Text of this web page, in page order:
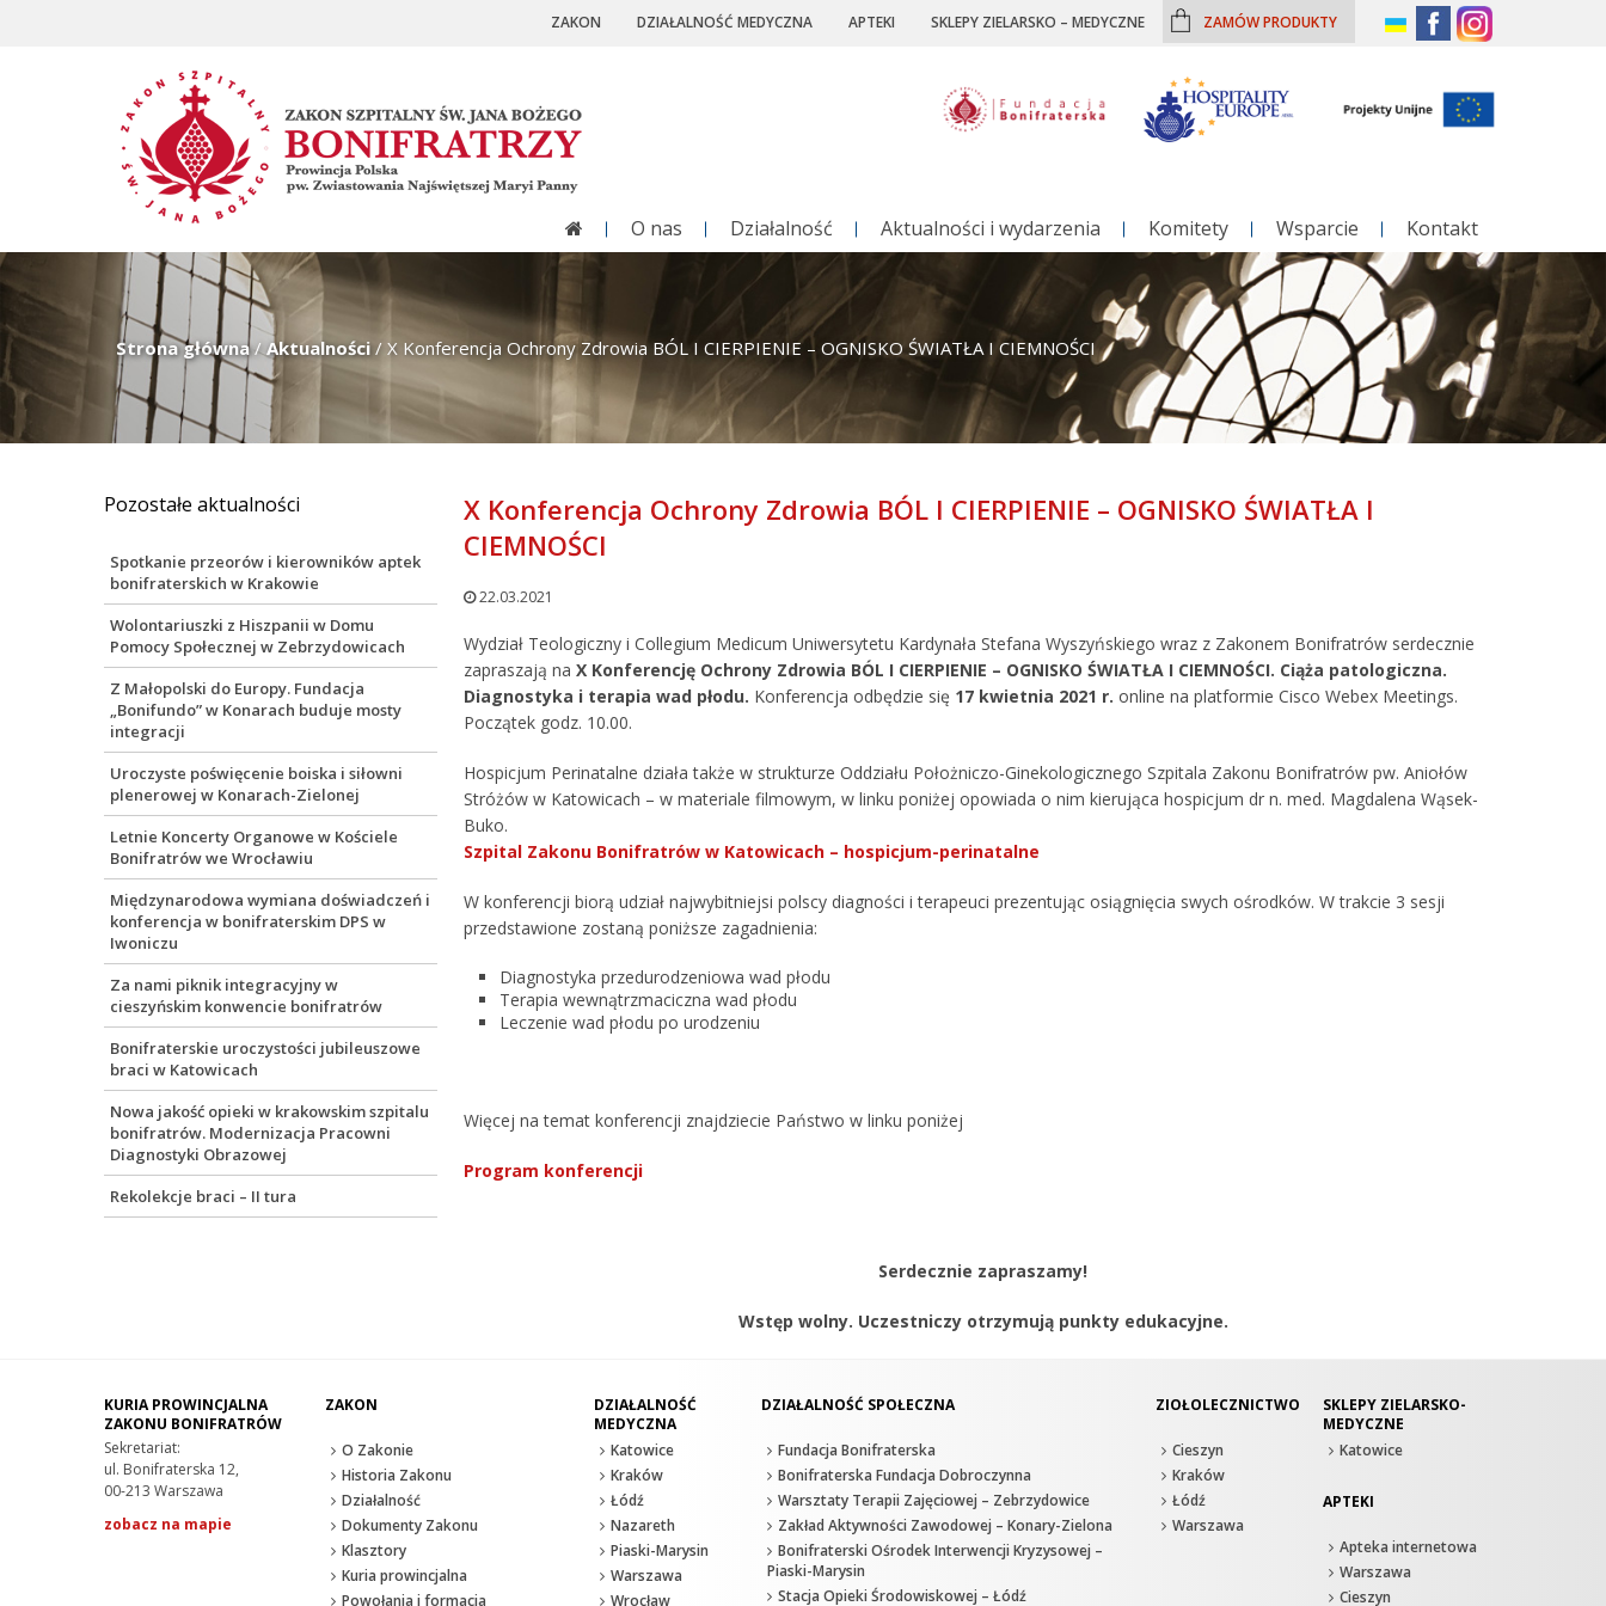
ZAKON DZIAŁALNOŚĆ MEDYCZNA APTEKI SKLEPY ZIELARSKO – MEDYCZNE ZAMÓW PRODUKTY
O nas Działalność Aktualności i wydarzenia Komitety Wsparcie Kontakt
Strona główna/Aktualności/ X Konferencja Ochrony Zdrowia BÓL I CIERPIENIE – OGNISKO ŚWIATŁA I CIEMNOŚCI
X Konferencja Ochrony Zdrowia BÓL I CIERPIENIE – OGNISKO ŚWIATŁA I
CIEMNOŚCI
22.03.2021
Wydział Teologiczny i Collegium Medicum Uniwersytetu Kardynała Stefana Wyszyńskiego wraz z Zakonem Bonifratrów serdecznie
zapraszają na X Konferencję Ochrony Zdrowia BÓL I CIERPIENIE – OGNISKO ŚWIATŁA I CIEMNOŚCI. Ciąża patologiczna.
Diagnostyka i terapia wad płodu. Konferencja odbędzie się 17 kwietnia 2021 r. online na platformie Cisco Webex Meetings.
Początek godz. 10.00.
Hospicjum Perinatalne działa także w strukturze Oddziału Położniczo-Ginekologicznego Szpitala Zakonu Bonifratrów pw. Aniołów
Stróżów w Katowicach – w materiale filmowym, w linku poniżej opowiada o nim kierująca hospicjum dr n. med. Magdalena Wąsek-
Buko.
Szpital Zakonu Bonifratrów w Katowicach – hospicjum-perinatalne
W konferencji biorą udział najwybitniejsi polscy diagności i terapeuci prezentując osiągnięcia swych ośrodków. W trakcie 3 sesji
przedstawione zostaną poniższe zagadnienia:
Diagnostyka przedurodzeniowa wad płodu
Terapia wewnątrzmaciczna wad płodu
Leczenie wad płodu po urodzeniu
Więcej na temat konferencji znajdziecie Państwo w linku poniżej
Program konferencji
Serdecznie zapraszamy!
Wstęp wolny. Uczestniczy otrzymują punkty edukacyjne.
Pozostałe aktualności
Spotkanie przeorów i kierowników aptek
bonifraterskich w Krakowie
Wolontariuszki z Hiszpanii w Domu
Pomocy Społecznej w Zebrzydowicach
Z Małopolski do Europy. Fundacja
„Bonifundo” w Konarach buduje mosty
integracji
Uroczyste poświęcenie boiska i siłowni
plenerowej w Konarach-Zielonej
Letnie Koncerty Organowe w Kościele
Bonifratrów we Wrocławiu
Międzynarodowa wymiana doświadczeń i
konferencja w bonifraterskim DPS w
Iwoniczu
Za nami piknik integracyjny w
cieszyńskim konwencie bonifratrów
Bonifraterskie uroczystości jubileuszowe
braci w Katowicach
Nowa jakość opieki w krakowskim szpitalu
bonifratrów. Modernizacja Pracowni
Diagnostyki Obrazowej
Rekolekcje braci – II tura
KURIA PROWINCJALNA
ZAKONU BONIFRATRÓW
Sekretariat:
ul. Bonifraterska 12,
00-213 Warszawa
zobacz na mapie
ZAKON
O Zakonie
Historia Zakonu
Działalność
Dokumenty Zakonu
Klasztory
Kuria prowincjalna
Powołania i formacja
DZIAŁALNOŚĆ
MEDYCZNA
Katowice
Kraków
Łódź
Nazareth
Piaski-Marysin
Warszawa
Wrocław
DZIAŁALNOŚĆ SPOŁECZNA
Fundacja Bonifraterska
Bonifraterska Fundacja Dobroczynna
Warsztaty Terapii Zajęciowej – Zebrzydowice
Zakład Aktywności Zawodowej – Konary-Zielona
Bonifraterski Ośrodek Interwencji Kryzysowej –
Piaski-Marysin
Stacja Opieki Środowiskowej – Łódź
ZIOŁOLECZNICTWO
Cieszyn
Kraków
Łódź
Warszawa
SKLEPY ZIELARSKO-
MEDYCZNE
Katowice
APTEKI
Apteka internetowa
Warszawa
Cieszyn